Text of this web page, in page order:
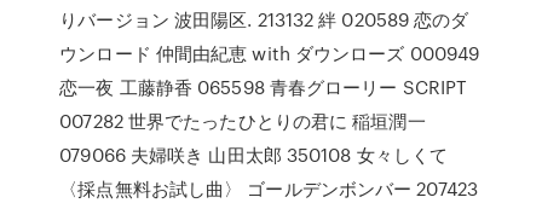
りバージョン 波田陽区. 213132 絆 020589 恋のダ
ウンロード 仲間由紀恵 with ダウンローズ 000949
恋一夜 工藤静香 065598 青春グローリー SCRIPT
007282 世界でたったひとりの君に 稲垣潤一
079066 夫婦咲き 山田太郎 350108 女々しくて
〈採点無料お試し曲〉 ゴールデンボンバー 207423